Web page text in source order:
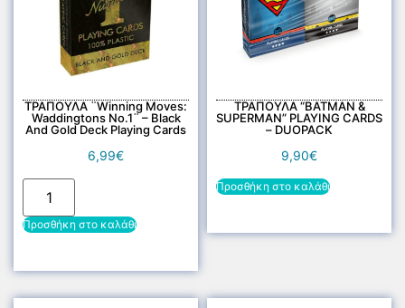
ΤΡΑΠΟΥΛΑ ¨Winning Moves:
Waddingtons No.1¨ – Black
And Gold Deck Playing Cards
6,99€
Προσθήκη στο καλάθι
ΤΡΑΠΟΥΛΑ “BATMAN &
SUPERMAN” PLAYING CARDS
– DUOPACK
9,90€
Προσθήκη στο καλάθι